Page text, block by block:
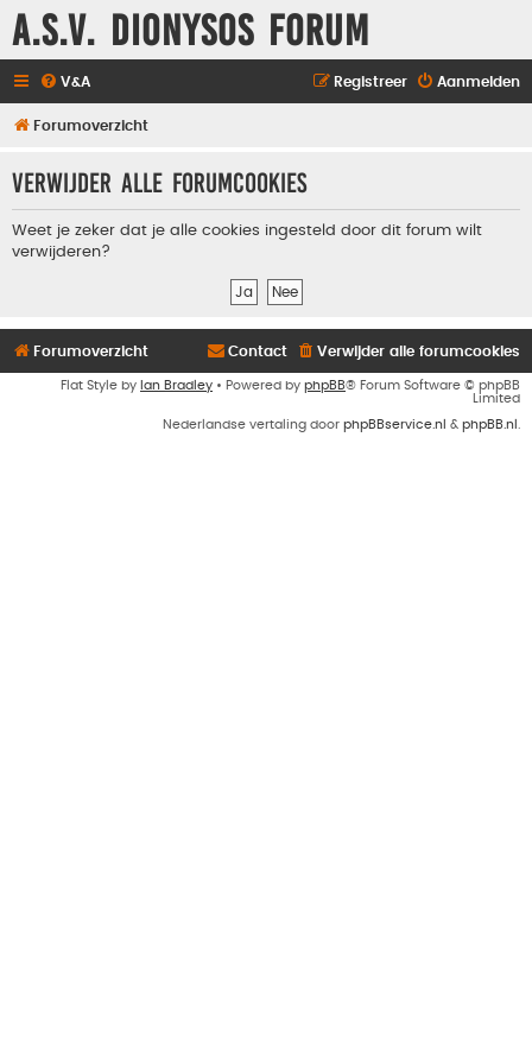
A.S.V. Dionysos Forum
V&A Aanmelden
Registreer
Forumoverzicht
Verwijder alle forumcookies
Weet je zeker dat je alle cookies ingesteld door dit forum wilt
verwijderen?
Forumoverzicht Verwijder alle forumcookies
Contact
Flat Style by Ian Bradley • Powered by phpBB® Forum Software © phpBB
Limited
Nederlandse vertaling door phpBBservice.nl & phpBB.nl